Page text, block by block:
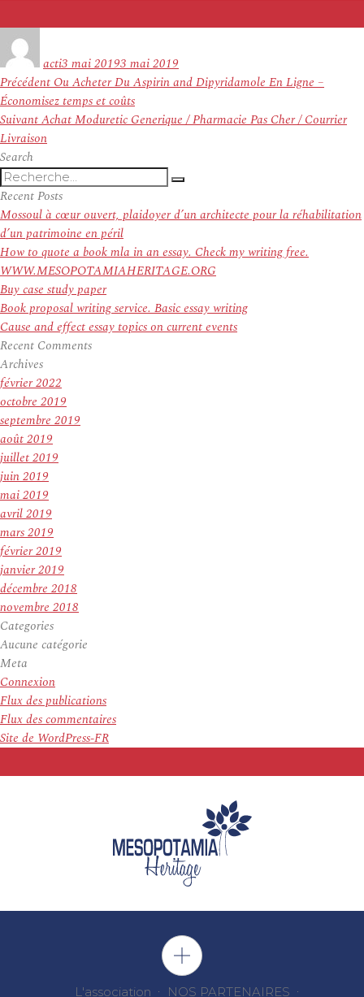
actile
3 mai 20193 mai 2019
Navigation
de
l’article
Précédent Article
précédent :
Ou Acheter Du Aspirin and Dipyridamole En Ligne –
Économisez temps et coûts
SuivantArticle
suivant :
Achat Moduretic Generique / Pharmacie Pas Cher / Courrier
Livraison
Search
Recherche
pour
:
Recherche
Recent Posts
Mossoul à cœur ouvert, plaidoyer d’un architecte pour la réhabilitation
d’un patrimoine en péril
How to quote a book mla in an essay. Check my writing free.
WWW.MESOPOTAMIAHERITAGE.ORG
Buy case study paper
Book proposal writing service. Basic essay writing
Cause and effect essay topics on current events
Recent Comments
Archives
février 2022
octobre 2019
septembre 2019
août 2019
juillet 2019
juin 2019
mai 2019
avril 2019
mars 2019
février 2019
janvier 2019
décembre 2018
novembre 2018
Categories
Aucune catégorie
Meta
Connexion
Flux des publications
Flux des commentaires
Site de WordPress-FR
L'association NOS PARTENAIRES